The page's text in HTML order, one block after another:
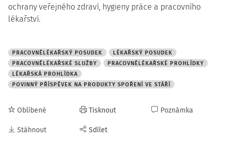
ochrany veřejného zdraví, hygieny práce a pracovního
lékařství.
PRACOVNĚLÉKAŘSKÝ POSUDEK
LÉKAŘSKÝ POSUDEK
PRACOVNĚLÉKAŘSKÉ SLUŽBY
PRACOVNĚLÉKAŘSKÉ PROHLÍDKY
LÉKAŘSKÁ PROHLÍDKA
POVINNÝ PŘÍSPĚVEK NA PRODUKTY SPOŘENÍ VE STÁŘÍ
Oblíbené
Stáhnout
Tisknout
Sdílet
Poznámka